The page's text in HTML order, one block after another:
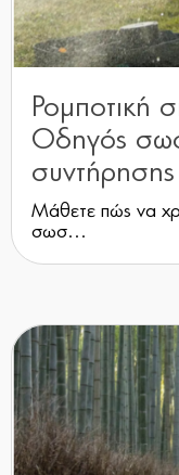
Ρομποτική
Οδηγός
συντήρησης
Μάθετε πώς να
σωσ...